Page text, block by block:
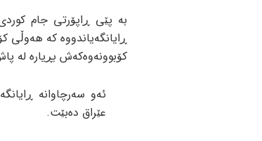
بە پێی ڕاپۆرتی جام
ڕایانگەیاندووە کە هەوڵی
کۆبوونەوەکەش بڕیارە لە
ئەو سەرچاوانە
عێراق دەبێت.